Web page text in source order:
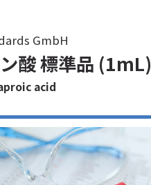
GmbH
酸 標準品 (1mL)
acid